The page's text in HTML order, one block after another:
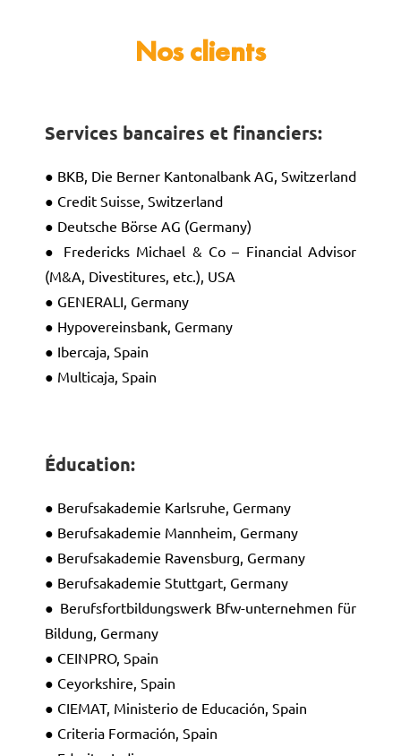
Nos clients
Services bancaires et financiers:
● BKB, Die Berner Kantonalbank AG, Switzerland
● Credit Suisse, Switzerland
● Deutsche Börse AG (Germany)
● Fredericks Michael & Co – Financial Advisor
(M&A, Divestitures, etc.), USA
● GENERALI, Germany
● Hypovereinsbank, Germany
● Ibercaja, Spain
● Multicaja, Spain
Éducation:
● Berufsakademie Karlsruhe, Germany
● Berufsakademie Mannheim, Germany
● Berufsakademie Ravensburg, Germany
● Berufsakademie Stuttgart, Germany
● Berufsfortbildungswerk Bfw-unternehmen für
Bildung, Germany
● CEINPRO, Spain
● Ceyorkshire, Spain
● CIEMAT, Ministerio de Educación, Spain
● Criteria Formación, Spain